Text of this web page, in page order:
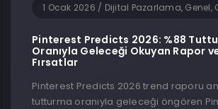
1 Ocak 2026 / Dijital Pazarlama, Genel, Güncel
Pinterest Predicts 2026: %88
Oranıyla Geleceği Okuyan Rapor
Fırsatlar
Pinterest Predicts 2026 trend raporu
tutturma oranıyla geleceği öngören